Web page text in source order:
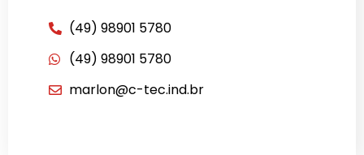
(49) 98901 5780
(49) 98901 5780
marlon@c-tec.ind.br